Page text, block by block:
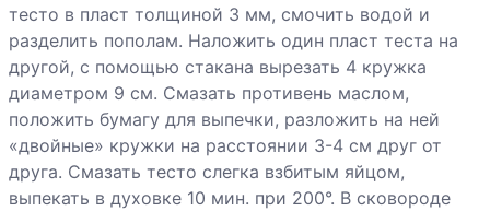
тесто в пласт толщиной 3 мм, смочить водой и
разделить пополам. Наложить один пласт теста на
другой, с помощью стакана вырезать 4 кружка
диаметром 9 см. Смазать противень маслом,
положить бумагу для выпечки, разложить на ней
«двойные» кружки на расстоянии 3-4 см друг от
друга. Смазать тесто слегка взбитым яйцом,
выпекать в духовке 10 мин. при 200°. В сковороде